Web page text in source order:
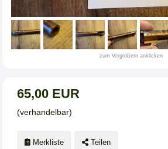
zum Vergrößern anklicken
65,00 EUR
(verhandelbar)
Merkliste Teilen